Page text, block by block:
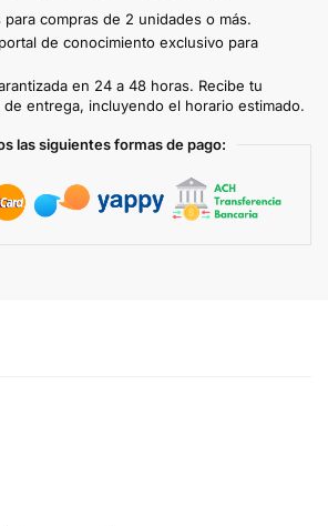
para compras de 2 unidades o más.
de conocimiento exclusivo para
en 24 a 48 horas. Recibe tu
entrega, incluyendo el horario estimado.
las siguientes formas de pago: